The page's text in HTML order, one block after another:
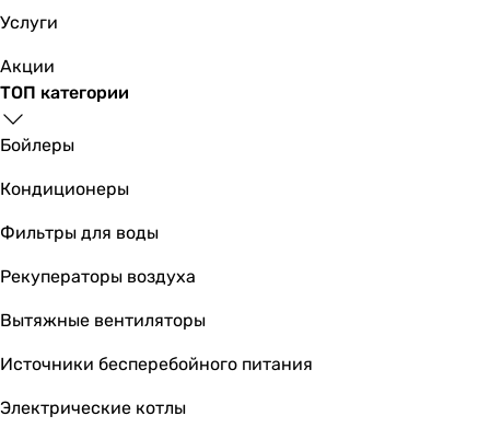
керамическая панель
керамическая панель
-
-
-
керамическая панель
керамическая панель
Рекомендуемая площадь для основного отопления
3-5 м²
3-5 м²
3-5 м²
Услуги
Акции
ТОП категории
Бойлеры
Кондиционеры
Фильтры для воды
Рекуператоры воздуха
Вытяжные вентиляторы
Источники бесперебойного питания
Электрические котлы